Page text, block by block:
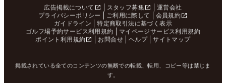
広告掲載について スタッフ募集
運営会社
プライバシーポリシー
ご利用に際して
会員規約
ガイドライン
特定商取引法に基づく表示
ゴルフ場予約サービス利用規約
マイページサービス利用規約
ポイント利用規約
お問合せ ヘルプ サイトマップ
掲載されている全てのコンテンツの無断での転載、転用、コピー等は禁じま
す。